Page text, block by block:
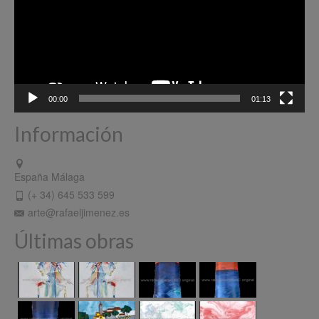
00:00 01:13
Información
España Málaga
(+ 34) 645 533 599
arte@rafaeljimenez.es
Últimas obras